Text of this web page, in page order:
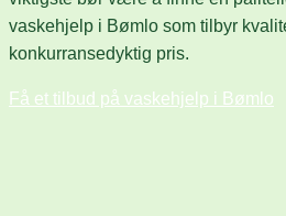
vaskehjelp i Bømlo som tilbyr
konkurransedyktig pris.
Få et tilbud på vaskehjelp i Bømlo